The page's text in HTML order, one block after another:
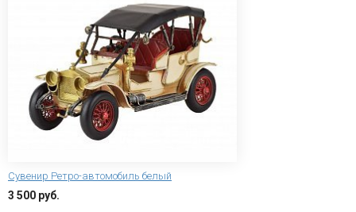
Сувенир Ретро-автомобиль белый
3 500 руб.